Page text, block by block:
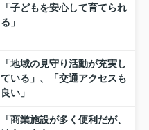
「子どもを安心して育てられ
る」
「地域の見守り活動が充実し
ている」、「交通アクセスも
良い」
「商業施設が多く便利だが、